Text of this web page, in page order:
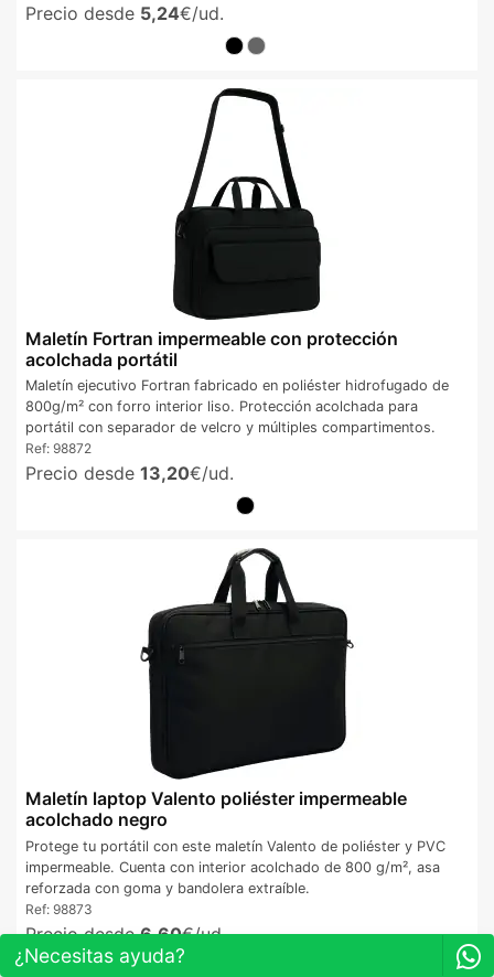
Precio desde 5,24€/ud.
Maletín Fortran impermeable con protección
acolchada portátil
Maletín ejecutivo Fortran fabricado en poliéster hidrofugado de
800g/m² con forro interior liso. Protección acolchada para
portátil con separador de velcro y múltiples compartimentos.
Ref: 98872
Precio desde 13,20€/ud.
Maletín laptop Valento poliéster impermeable
acolchado negro
Protege tu portátil con este maletín Valento de poliéster y PVC
impermeable. Cuenta con interior acolchado de 800 g/m², asa
reforzada con goma y bandolera extraíble.
Ref: 98873
Precio desde6,60€/ud.
¿Necesitas ayuda?